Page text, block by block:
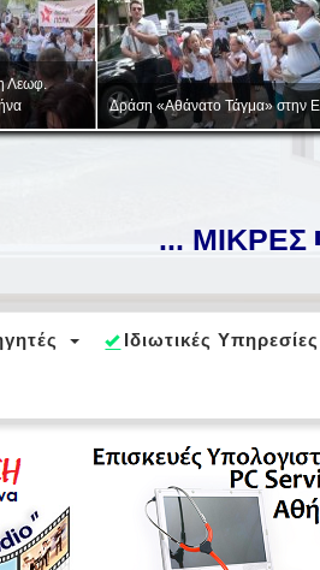
Στρατιωτικό-πατριωτικό παιχνίδι
«ΖΑΡΝΙΤΣΑ»
... ΜΙΚΡΕΣ
Ιδιωτικές Υπηρεσίες